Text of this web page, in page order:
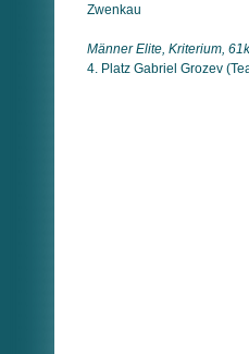
Zwenkau
Männer Elite, Kriterium,
4. Platz Gabriel Grozev